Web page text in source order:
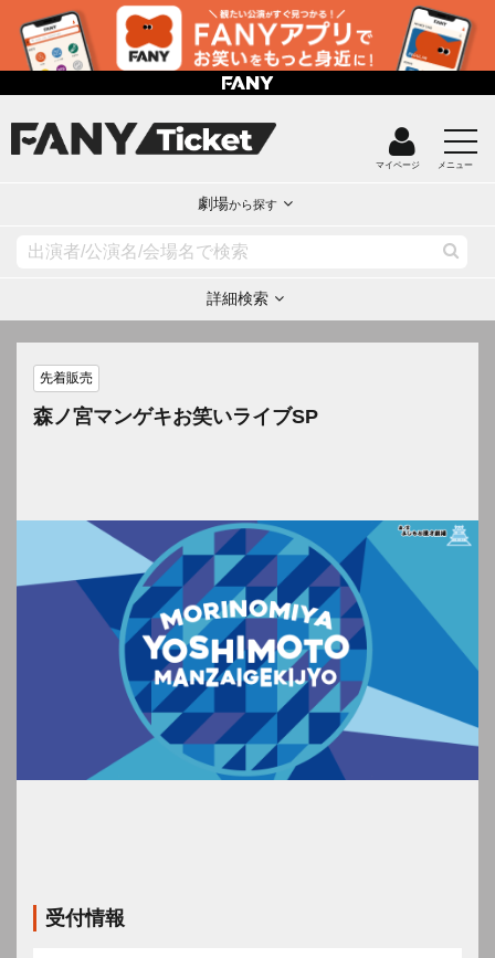
マイページ メニュー
劇場から探す
詳細検索
先着販売
森ノ宮マンゲキお笑いライブSP
受付情報